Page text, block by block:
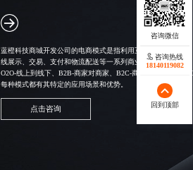
蓝橙科技商城开发公司的电商模式是指利用互联网技术和平
线展示、交易、支付和物流配送等一系列商业活动的总称。
O2O-线上到线下、B2B-商家对商家、B2C-商家对消费者、
每种模式都有其特定的应用场景和优势。
点击咨询
咨询热线
18140119082
回到顶部